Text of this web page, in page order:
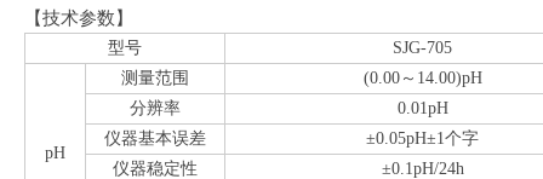
【技术参数】
型号 SJG-705
pH
测量范围
(0.00～14.00)pH
分辨率
0.01pH
仪器基本误差
±0.05pH±1个字
仪器稳定性
±0.1pH/24h